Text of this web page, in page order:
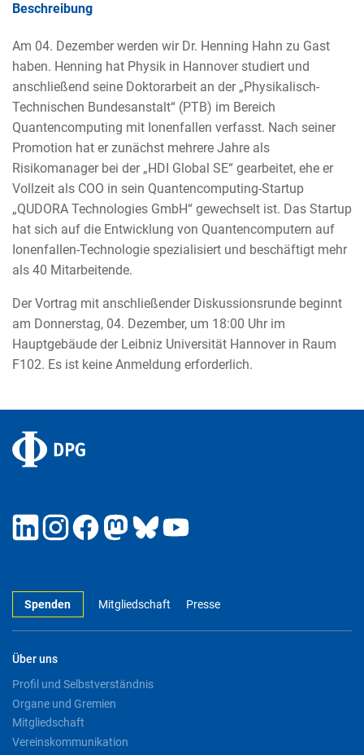
Beschreibung
Am 04. Dezember werden wir Dr. Henning Hahn zu Gast
haben. Henning hat Physik in Hannover studiert und
anschließend seine Doktorarbeit an der „Physikalisch-
Technischen Bundesanstalt“ (PTB) im Bereich
Quantencomputing mit Ionenfallen verfasst. Nach seiner
Promotion hat er zunächst mehrere Jahre als
Risikomanager bei der „HDI Global SE“ gearbeitet, ehe er
Vollzeit als COO in sein Quantencomputing-Startup
„QUDORA Technologies GmbH“ gewechselt ist. Das Startup
hat sich auf die Entwicklung von Quantencomputern auf
Ionenfallen-Technologie spezialisiert und beschäftigt mehr
als 40 Mitarbeitende.
Der Vortrag mit anschließender Diskussionsrunde beginnt
am Donnerstag, 04. Dezember, um 18:00 Uhr im
Hauptgebäude der Leibniz Universität Hannover in Raum
F102. Es ist keine Anmeldung erforderlich.
Spenden Mitgliedschaft Presse
Über uns
Profil und Selbstverständnis
Organe und Gremien
Mitgliedschaft
Vereinskommunikation